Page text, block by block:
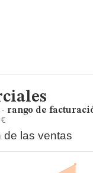
rango de
de las ventas